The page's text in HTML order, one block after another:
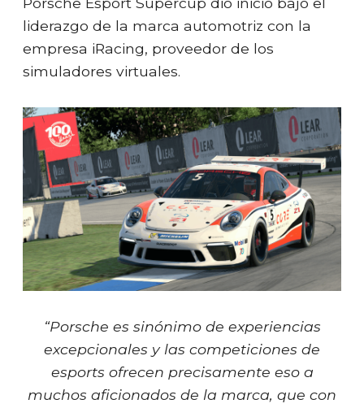
liderazgo de la marca automotriz con la
empresa iRacing, proveedor de los
simuladores virtuales.
“Porsche es sinónimo de experiencias
excepcionales y las competiciones de
esports ofrecen precisamente eso a
muchos aficionados de la marca, que con